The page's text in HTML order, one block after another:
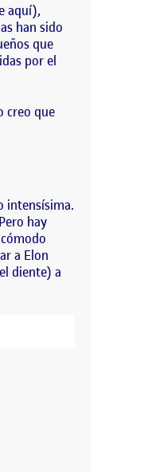
aquí),
han sido
que
por el
creo que
intensísima.
hay
a Elon
diente) a